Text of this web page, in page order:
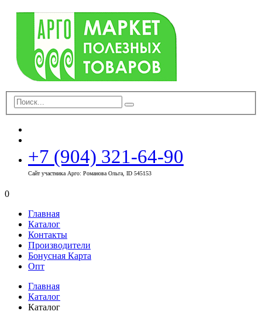
+7 (904) 321-64-90
Сайт участника Арго: Романова Ольга, ID 545153
0
Главная
Каталог
Контакты
Производители
Бонусная Карта
Опт
Главная
Каталог
Каталог